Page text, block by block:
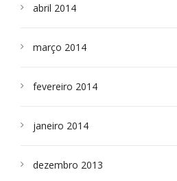
abril 2014
março 2014
fevereiro 2014
janeiro 2014
dezembro 2013